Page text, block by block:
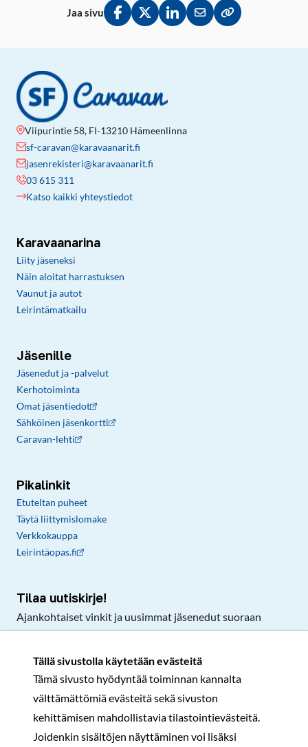
Tällä sivustolla käytetään evästeitä
Tämä sivusto hyödyntää toiminnan kannalta
välttämättömiä evästeitä sekä sivuston
kehittämisen mahdollistavia tilastointievästeitä.
Joidenkin sisältöjen näyttäminen voi lisäksi
Jaa sivu
Jaa Facebookissa
Jaa Twitterissä
Jaa LinkedInissä
Jaa sähköpostitse
Kopioi linkki
Viipurintie 58, FI-13210 Hämeenlinna
sf-caravan@karavaanarit.fi
jasenrekisteri@karavaanarit.fi
03 615 311
Katso kaikki yhteystiedot
Karavaanarina
Liity jäseneksi
Näin aloitat harrastuksen
Vaunut ja autot
Leirintämatkailu
Jäsenille
Jäsenedut ja -palvelut
Kerhotoiminta
Omat jäsentiedot
Sähköinen jäsenkortti
Caravan-lehti
Pikalinkit
Etuteltan puheet
Täytä liittymislomake
Verkkokauppa
Leirintäopas.fi
Tilaa uutiskirje!
Ajankohtaiset vinkit ja uusimmat jäsenedut suoraan